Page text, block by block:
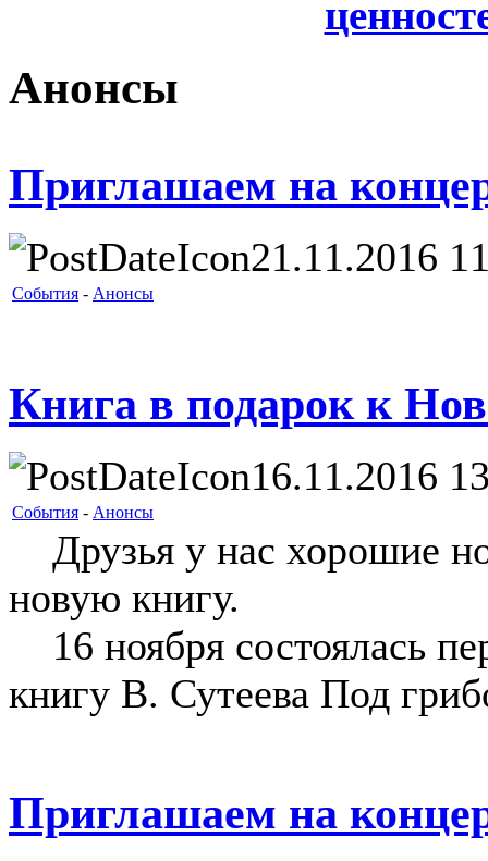
Анонсы
Приглашаем на
21.11.2016
События - Анонсы
Книга в подарок к
16.11.2016
События - Анонсы
Друзья у нас хорошие
новую книгу.
16 ноября состоялась
книгу В. Сутеева Под
Приглашаем на